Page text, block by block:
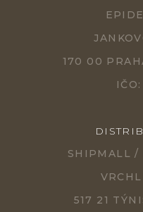
170 00
SHIPMALL /
517 21